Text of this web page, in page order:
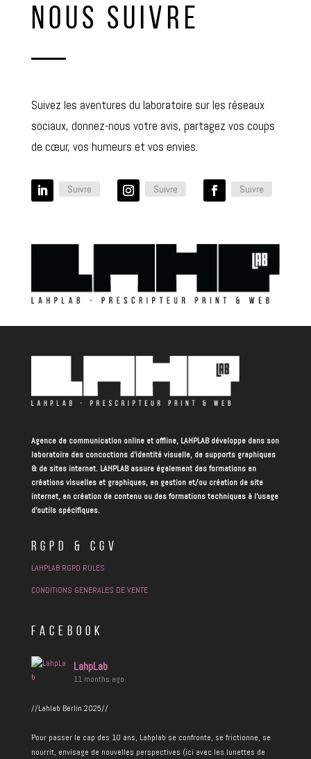
NOUS SUIVRE
Suivez les aventures du laboratoire sur les réseaux
sociaux, donnez-nous votre avis, partagez vos coups
de cœur, vos humeurs et vos envies.
Suivre Suivre Suivre
Agence de communication online et offline, LAHPLAB développe dans son
laboratoire des concoctions d’identité visuelle, de supports graphiques
& de sites internet. LAHPLAB assure également des formations en
créations visuelles et graphiques, en gestion et/ou création de site
internet, en création de contenu ou des formations techniques à l’usage
d’outils spécifiques.
RGPD & CGV
LAHPLAB RGPD RULES
CONDITIONS GENERALES DE VENTE
FACEBOOK
LahpLab
11 months ago
//Lahlab Berlin 2025//
Pour passer le cap des 10 ans, Lahplab se confronte, se frictionne, se
nourrit, envisage de nouvelles perspectives (ici avec les lunettes de